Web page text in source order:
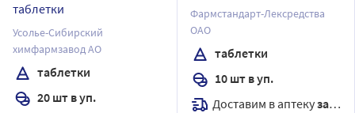
таблетки
Усолье-Сибирский
химфармзавод АО
таблетки
20 шт в уп.
Фармстандарт-Лексредства
ОАО
таблетки
10 шт в уп.
Доставим в аптекузавтра